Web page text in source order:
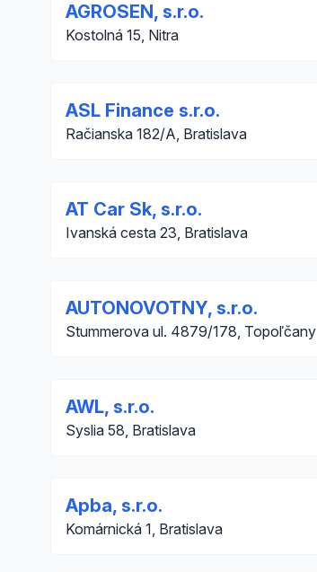
AGROSEN, s.r.o.
Kostolná 15, Nitra
ASL Finance s.r.o.
Račianska 182/A, Bratislava
AT Car Sk, s.r.o.
Ivanská cesta 23, Bratislava
AUTONOVOTNY, s.r.o.
Stummerova ul. 4879/178, Topoľčany
AWL, s.r.o.
Syslia 58, Bratislava
Apba, s.r.o.
Komárnická 1, Bratislava